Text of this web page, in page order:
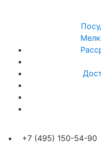
+7 (495) 150-54-90